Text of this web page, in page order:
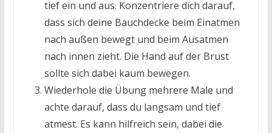
tief ein und aus. Konzentriere dich darauf,
dass sich deine Bauchdecke beim Einatmen
nach außen bewegt und beim Ausatmen
nach innen zieht. Die Hand auf der Brust
sollte sich dabei kaum bewegen.
Wiederhole die Übung mehrere Male und
achte darauf, dass du langsam und tief
atmest. Es kann hilfreich sein, dabei die